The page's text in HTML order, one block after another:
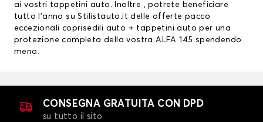
ai vostri tappetini auto. Inoltre , potrete beneficiare
tutto l’anno su Stilistauto.it delle offerte pacco
eccezionali coprisedili auto + tappetini auto per una
protezione completa della vostra ALFA 145 spendendo
meno.
CONSEGNA GRATUITA CON DPD
su tutto il sito